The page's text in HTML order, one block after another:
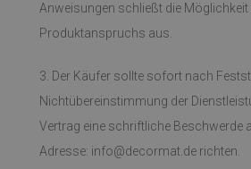
Anweisungen schließt die Möglichkeit
Produktanspruchs aus.
3. Der Käufer sollte sofort nach
Nichtübereinstimmung der
Vertrag eine schriftliche Beschwerde
Adresse: info@decormat.de richten.